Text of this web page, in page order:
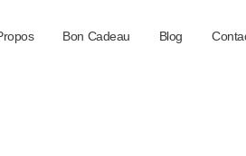
Bon Cadeau Blog